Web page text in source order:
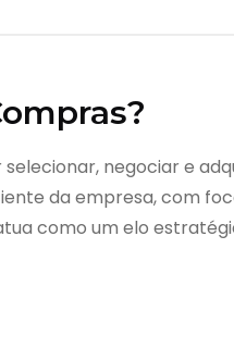
negociar e
da empresa, com
como um elo